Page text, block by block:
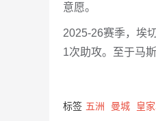
意愿。
2025-26赛季，埃
1次助攻。至于马
标签 五洲 曼城 皇